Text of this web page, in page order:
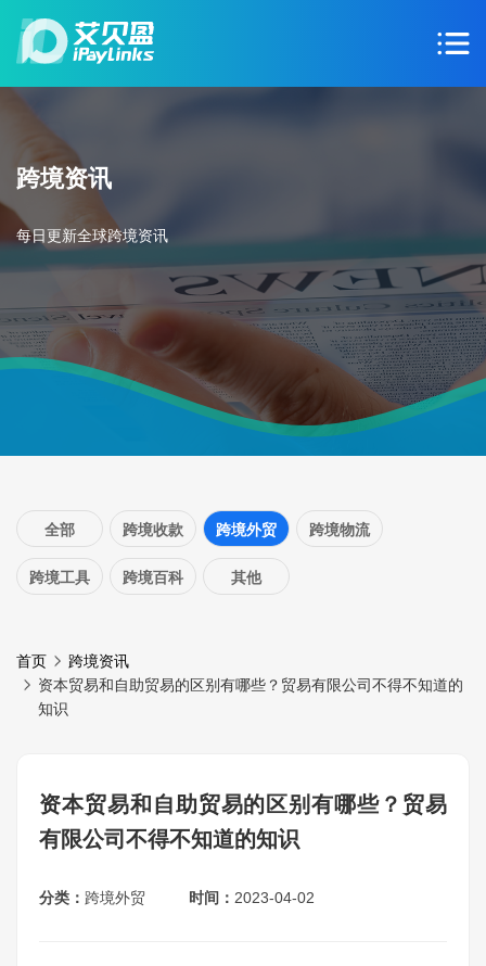
跨境资讯
每日更新全球跨境资讯
全部 跨境收款 跨境外贸 跨境物流
跨境工具 跨境百科 其他
首页
跨境资讯
资本贸易和自助贸易的区别有哪些？贸易有限公司不得不知道的
知识
资本贸易和自助贸易的区别有哪些？贸易
有限公司不得不知道的知识
分类： 跨境外贸 时间： 2023-04-02